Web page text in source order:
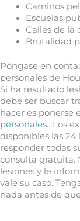
Caminos
Escuelas
Calles de la
Brutalidad
Póngase en
personales de
Si ha resultado
debe ser buscar
hacer es ponerse
personales.. Los
disponibles las 24
responder todas
consulta gratuita.
lesiones y le
vale su caso.
nada antes de